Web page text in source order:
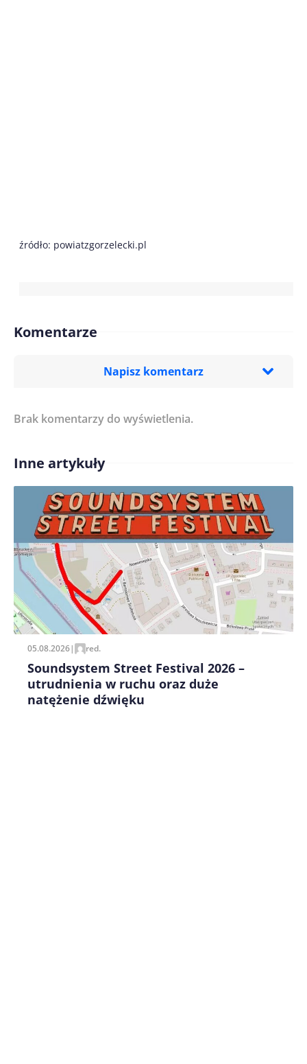
źródło: powiatzgorzelecki.pl
Komentarze
Napisz komentarz
Treść komentarza*
Imię/ Nick*
Zapamiętaj moje dane w tej przeglądarce podczas
pisania kolejnych komentarzy.
Brak komentarzy do wyświetlenia.
Inne artykuły
05.08.2026| red.
Soundsystem Street Festival 2026 –
utrudnienia w ruchu oraz duże
natężenie dźwięku